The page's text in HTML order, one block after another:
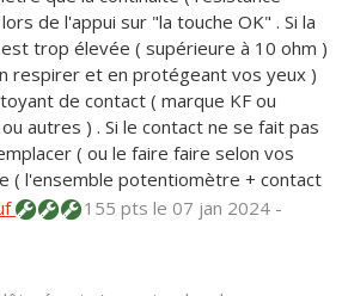
de l'appui sur "la touche OK" . Si la
trop élevée ( supérieure à 10 ohm )
respirer et en protégeant vos yeux )
de contact ( marque KF ou
autres ) . Si le contact ne se fait pas
( ou le faire faire selon vos
( l'ensemble potentiomètre + contact
155 ptsle 07 jan 2024 -